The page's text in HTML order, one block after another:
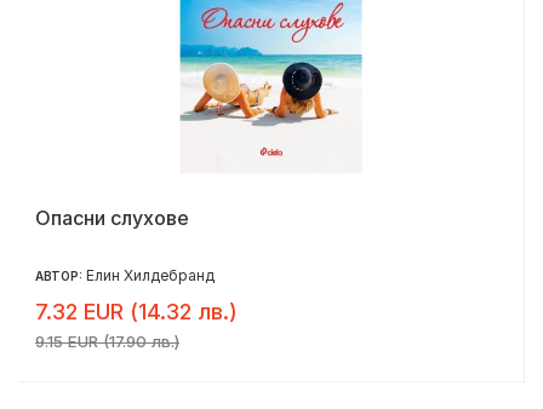
Опасни слухове
АВТОР: Елин Хилдебранд
7.32 EUR (14.32 лв.)
9.15 EUR (17.90 лв.)